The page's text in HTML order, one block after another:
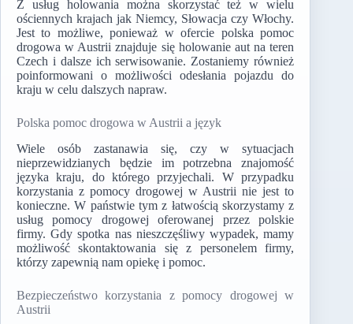
Z usług holowania można skorzystać też w wielu
ościennych krajach jak Niemcy, Słowacja czy Włochy.
Jest to możliwe, ponieważ w ofercie polska pomoc
drogowa w Austrii znajduje się holowanie aut na teren
Czech i dalsze ich serwisowanie. Zostaniemy również
poinformowani o możliwości odesłania pojazdu do
kraju w celu dalszych napraw.
Polska pomoc drogowa w Austrii a język
Wiele osób zastanawia się, czy w sytuacjach
nieprzewidzianych będzie im potrzebna znajomość
języka kraju, do którego przyjechali. W przypadku
korzystania z pomocy drogowej w Austrii nie jest to
konieczne. W państwie tym z łatwością skorzystamy z
usług pomocy drogowej oferowanej przez polskie
firmy. Gdy spotka nas nieszczęśliwy wypadek, mamy
możliwość skontaktowania się z personelem firmy,
którzy zapewnią nam opiekę i pomoc.
Bezpieczeństwo korzystania z pomocy drogowej w
Austrii